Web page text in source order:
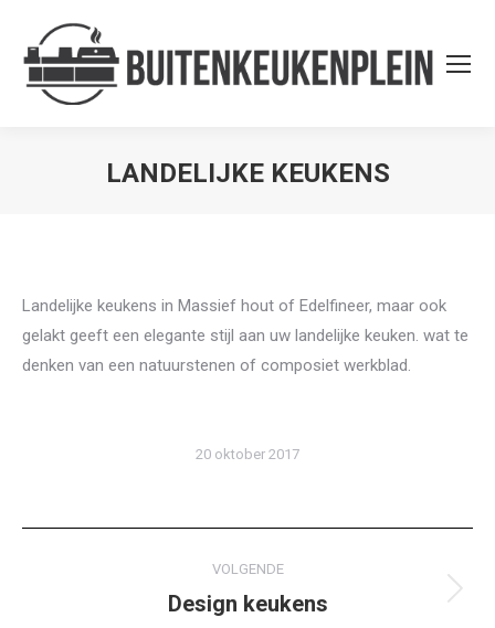
LANDELIJKE KEUKENS
Landelijke keukens in Massief hout of Edelfineer, maar ook
gelakt geeft een elegante stijl aan uw landelijke keuken. wat te
denken van een natuurstenen of composiet werkblad.
20 oktober 2017
NAVIGATION
VOLGENDE
Volgende
Design keukens